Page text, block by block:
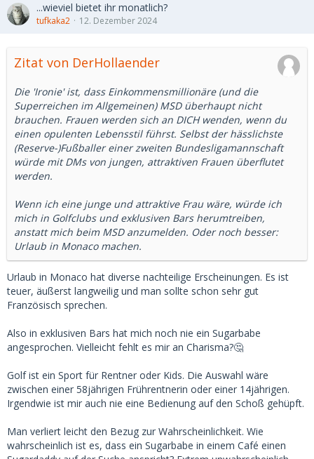
...wieviel bietet ihr monatlich?
tufkaka2 12. Dezember 2024
Zitat von DerHollaender
Die 'Ironie' ist, dass Einkommensmillionäre (und die
Superreichen im Allgemeinen) MSD überhaupt nicht
brauchen. Frauen werden sich an DICH wenden, wenn du
einen opulenten Lebensstil führst. Selbst der hässlichste
(Reserve-)Fußballer einer zweiten Bundesligamannschaft
würde mit DMs von jungen, attraktiven Frauen überflutet
werden.
Wenn ich eine junge und attraktive Frau wäre, würde ich
mich in Golfclubs und exklusiven Bars herumtreiben,
anstatt mich beim MSD anzumelden. Oder noch besser:
Urlaub in Monaco machen.
Urlaub in Monaco hat diverse nachteilige Erscheinungen. Es ist
teuer, äußerst langweilig und man sollte schon sehr gut
Französisch sprechen.
Also in exklusiven Bars hat mich noch nie ein Sugarbabe
angesprochen. Vielleicht fehlt es mir an Charisma?🤔
Golf ist ein Sport für Rentner oder Kids. Die Auswahl wäre
zwischen einer 58jährigen Frührentnerin oder einer 14jährigen.
Irgendwie ist mir auch nie eine Bedienung auf den Schoß gehüpft.
Man verliert leicht den Bezug zur Wahrscheinlichkeit. Wie
wahrscheinlich ist es, dass ein Sugarbabe in einem Café einen